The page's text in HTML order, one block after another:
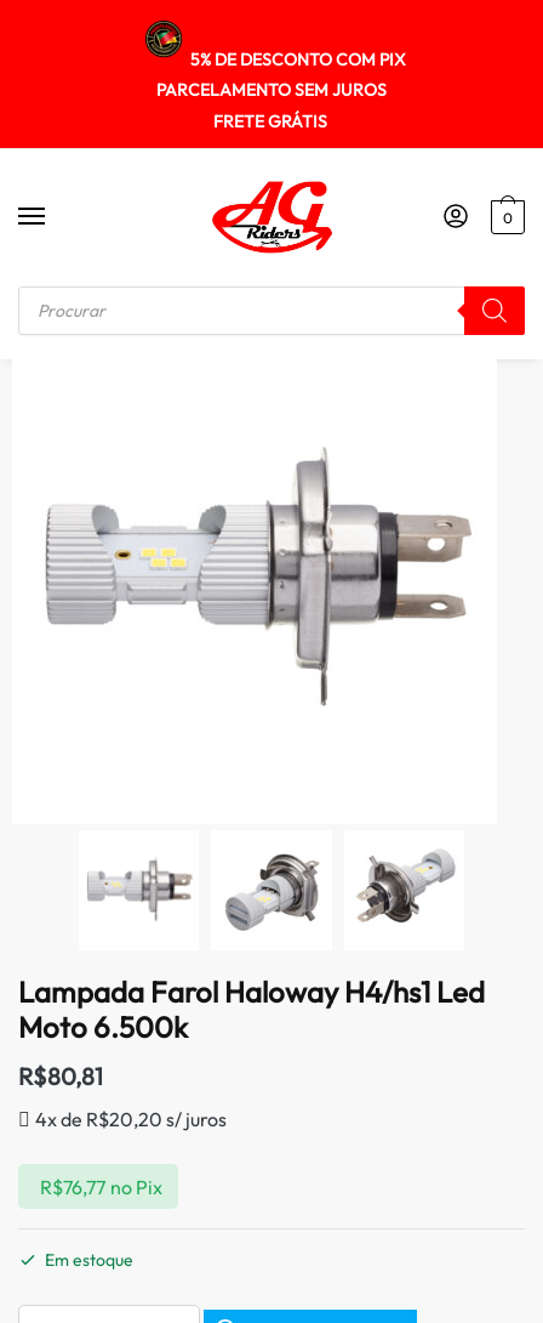
5% DE DESCONTO COM PIX
PARCELAMENTO SEM JUROS
FRETE GRÁTIS
0
Início / ILUMINAÇÃO Lampada Farol Haloway H4/hs1 Led Moto 6.500k
Lampada Farol Haloway H4/hs1 Led
Moto 6.500k
R$80,81
4x de R$20,20 s/ juros
R$76,77 no Pix
Em estoque